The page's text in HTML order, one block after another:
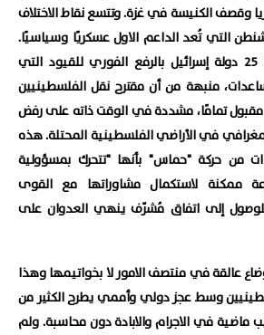
وقصف الكنيسة في غزة. وتتسع نقاط الاختلاف
التي تُعد الداعم الاول عسكريًا وسياسيًا.
في الاطار عينه، طالبت 25 دولة إسرائيل بالرفع الفوري للقيود التي
منبهة من أن مقترح نقل الفلسطينيين
تمامًا،مشددة في الوقت ذاته على رفض
في الأراضي الفلسطينية المحتلة. هذه
من حركة "حماس" بأنها "تتحرك بمسؤولية
ممكنة لاستكمال مشاوراتها مع القوى
إلى اتفاق مُشرّف ينهي العدوان على
عالقة في منتصف الامور لا بخواتيمها وهذا
وسط عجز دولي وأممي يطرح الكثير من
ماضية في الاجرام والابادة دون محاسبة. ولم